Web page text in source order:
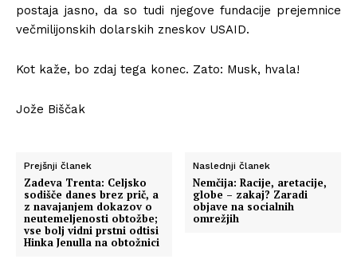
postaja jasno, da so tudi njegove fundacije prejemnice
večmilijonskih dolarskih zneskov USAID.
Kot kaže, bo zdaj tega konec. Zato: Musk, hvala!
Jože Biščak
Prejšnji članek
Zadeva Trenta: Celjsko
sodišče danes brez prič, a
z navajanjem dokazov o
neutemeljenosti obtožbe;
vse bolj vidni prstni odtisi
Hinka Jenulla na obtožnici
Naslednji članek
Nemčija: Racije, aretacije,
globe – zakaj? Zaradi
objave na socialnih
omrežjih